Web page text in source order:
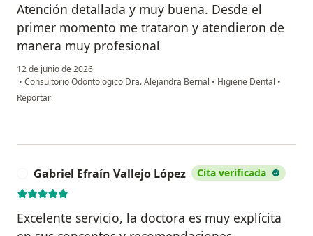
Atención detallada y muy buena. Desde el
primer momento me trataron y atendieron de
manera muy profesional
12 de junio de 2026
• Consultorio Odontologico Dra. Alejandra Bernal • Higiene Dental •
en opinión del usuario Juan José
Reportar
Gabriel Efraín Vallejo López Cita verificada
Excelente servicio, la doctora es muy explícita